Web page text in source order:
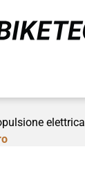
elettrica